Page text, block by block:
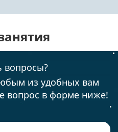
вопросы?
из удобных вам
вопрос в форме ниже!